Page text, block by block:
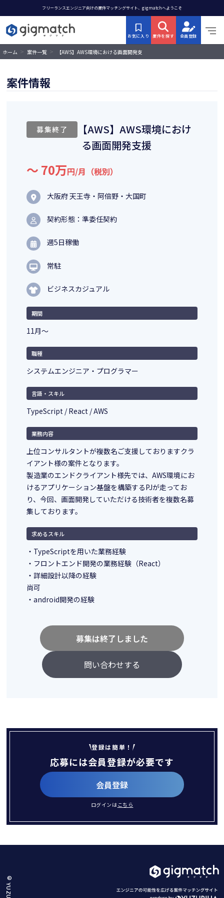
フリーランスエンジニア向けの案件マッチングサイト、gigmatchへようこそ
お気に入り 案件を探す 会員登録
ホーム > 案件一覧 >
【AWS】AWS環境における画面開発支
案件情報
募集終了
【AWS】AWS環境におけ
る画面開発支援
〜 70万円/月（税別）
大阪府 天王寺・阿倍野・大国町
契約形態：準委任契約
週5日稼働
常駐
ビジネスカジュアル
期間
11月～
職種
システムエンジニア・プログラマー
言語・スキル
TypeScript / React / AWS
業務内容
上位コンサルタントが複数名ご支援しておりますクラ
イアント様の案件となります。
製造業のエンドクライアント様先では、AWS環境にお
けるアプリケーション基盤を構築するPJが走ってお
り、今回、画面開発していただける技術者を複数名募
集しております。
求めるスキル
・TypeScriptを用いた業務経験
・フロントエンド開発の業務経験（React）
・詳細設計以降の経験
尚可
・android開発の経験
問い合わせする
募集は終了しました
登録は簡単！
応募には会員登録が必要です
会員登録
ログインは こちら